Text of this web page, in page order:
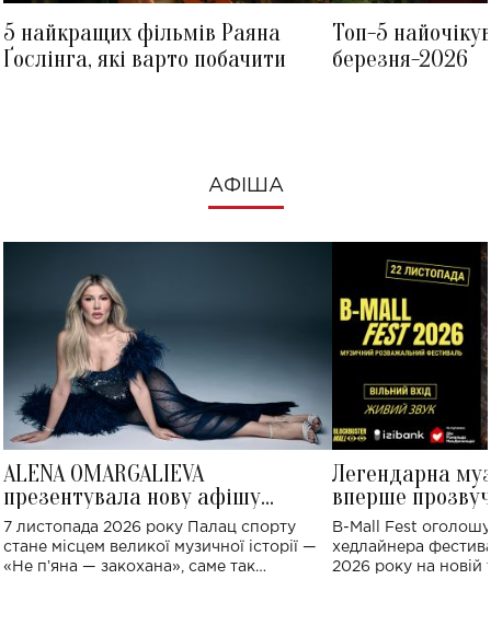
5 найкращих фільмів Раяна
Ґослінга, які варто побачити
Топ-5
березня-2026
АФІША
ALENA OMARGALIEVA
презентувала нову афішу
великого концерту в Палаці
спорту
7 листопада 2026 року Палац спорту
стане місцем великої музичної історії —
«Не пʼяна — закохана», саме так
Легендарна
вперше
Україні: де
B-Mall Fest
хедлайнера
2026 року на новій